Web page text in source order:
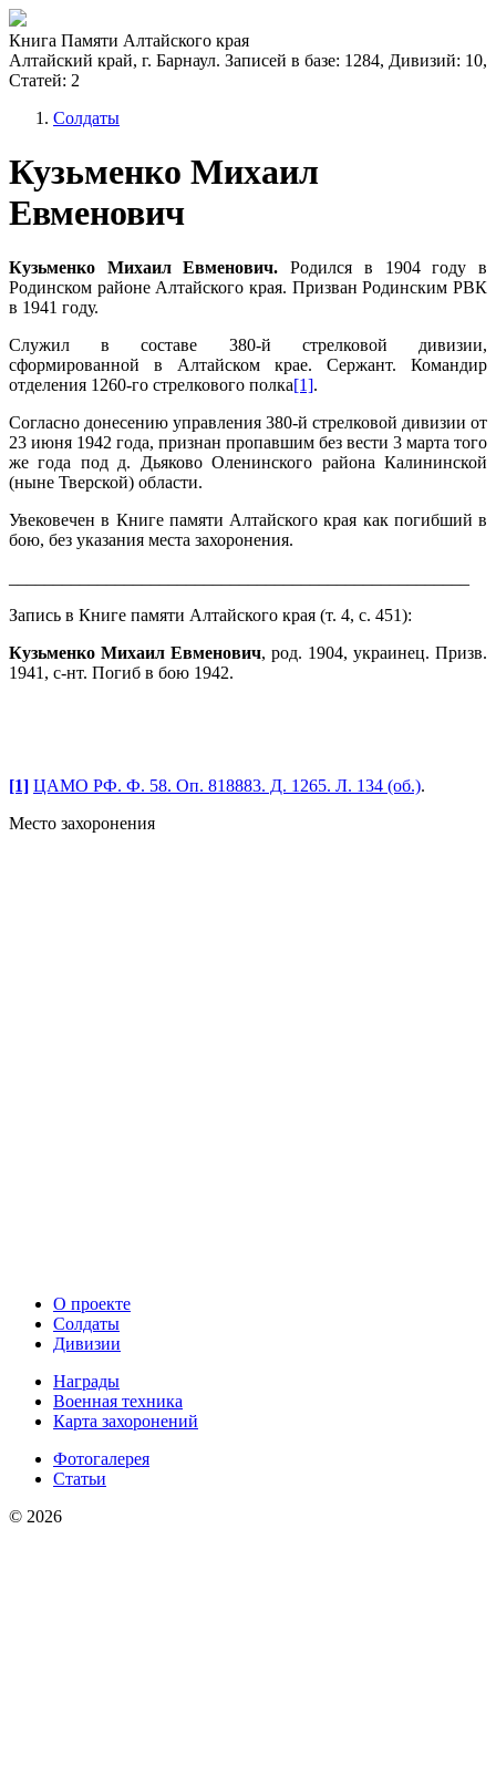
Книга Памяти Алтайского края
Алтайский край, г. Барнаул. Записей в базе: 1284, Дивизий: 10,
Статей: 2
Солдаты
Кузьменко Михаил
Евменович
Кузьменко Михаил Евменович. Родился в 1904 году в
Родинском районе Алтайского края. Призван Родинским РВК
в 1941 году.
Служил в составе 380-й стрелковой дивизии,
сформированной в Алтайском крае. Сержант. Командир
отделения 1260-го стрелкового полка[1].
Согласно донесению управления 380-й стрелковой дивизии от
23 июня 1942 года, признан пропавшим без вести 3 марта того
же года под д. Дьяково Оленинского района Калининской
(ныне Тверской) области.
Увековечен в Книге памяти Алтайского края как погибший в
бою, без указания места захоронения.
Запись в Книге памяти Алтайского края (т. 4, с. 451):
Кузьменко Михаил Евменович, род. 1904, украинец. Призв.
1941, с-нт. Погиб в бою 1942.
[1] ЦАМО РФ. Ф. 58. Оп. 818883. Д. 1265. Л. 134 (об.).
Место захоронения
О проекте
Солдаты
Дивизии
Награды
Военная техника
Карта захоронений
Фотогалерея
Статьи
© 2026